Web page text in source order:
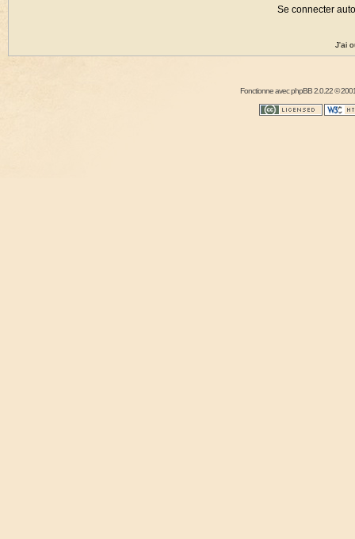
Se connecter
J'ai
Fonctionne avecphpBB2.0.22 ©